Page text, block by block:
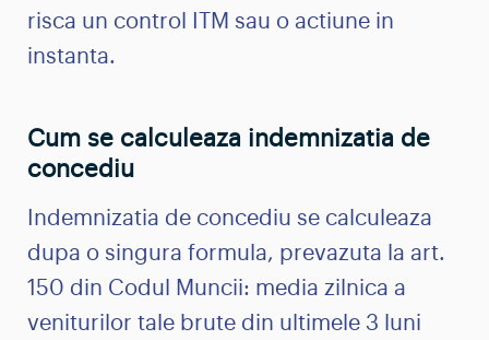
risca un control ITM sau o actiune in
instanta.
Cum se calculeaza indemnizatia de
concediu
Indemnizatia de concediu se calculeaza
dupa o singura formula, prevazuta la art.
150 din Codul Muncii: media zilnica a
veniturilor tale brute din ultimele 3 luni